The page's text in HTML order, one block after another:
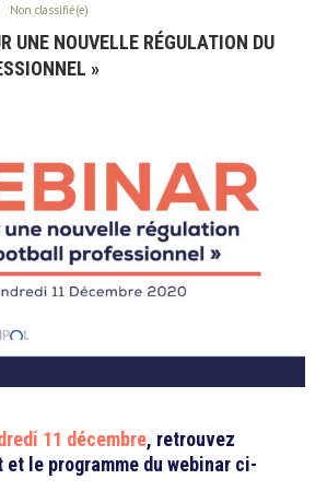
Non classifié(e)
UNE NOUVELLE RÉGULATION DU
»
11 décembre, retrouvez
et le programme du webinar ci-